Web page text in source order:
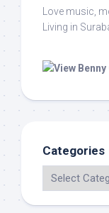
Love music,
Living in
Categories